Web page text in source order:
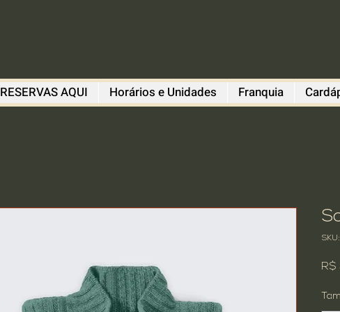
RESERVAS AQUI Horários e Unidades Franquia
R$